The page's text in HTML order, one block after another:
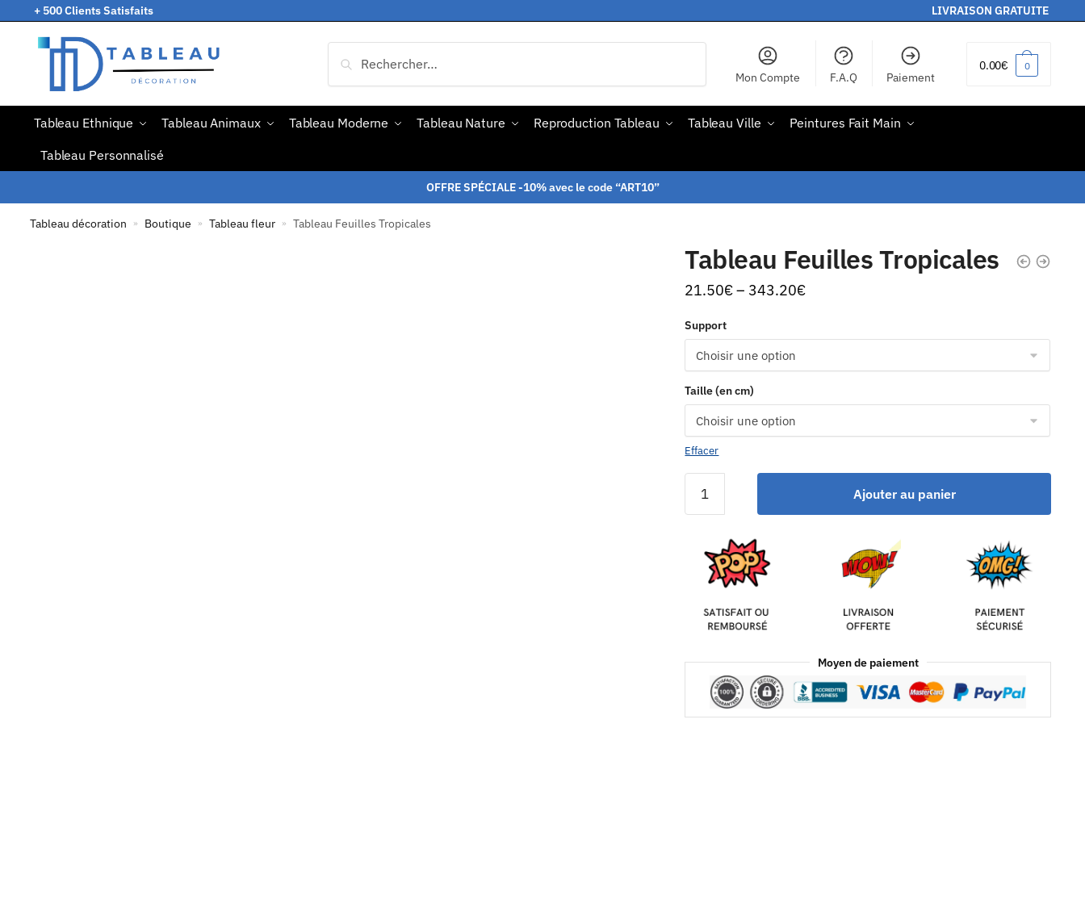
+ 500 Clients Satisfaits LIVRAISON GRATUITE
Mon Compte F.A.Q Paiement
0.00€ 0
Tableau Ethnique Tableau Animaux Tableau Moderne Tableau Nature Reproduction Tableau Tableau Ville
Peintures Fait Main
Tableau Personnalisé
OFFRE SPÉCIALE -10% avec le code “ART10”
Tableau décoration » Boutique » Tableau fleur » Tableau Feuilles Tropicales
Tableau Feuilles Tropicales
21.50€– 343.20€
Support
Taille (en cm)
Effacer
Ajouter au panier
Moyen de paiement